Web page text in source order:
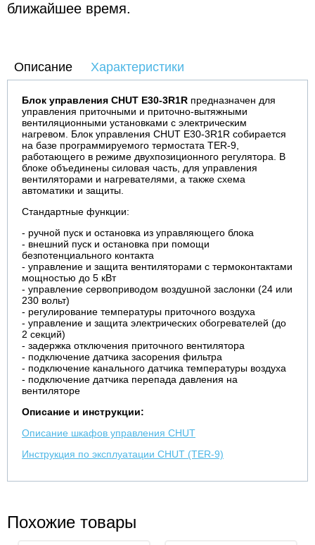
ближайшее время.
Описание Характеристики
Блок управления CHUТ E30-3R1R предназначен для
управления приточными и приточно-вытяжными
вентиляционными установками с электрическим
нагревом. Блок управления CHUТ E30-3R1R собирается
на базе программируемого термостата TER-9,
работающего в режиме двухпозиционного регулятора. В
блоке объединены силовая часть, для управления
вентиляторами и нагревателями, а также схема
автоматики и защиты.
Стандартные функции:
- ручной пуск и остановка из управляющего блока
- внешний пуск и остановка при помощи
безпотенциального контакта
- управление и защита вентиляторами с термоконтактами
мощностью до 5 кВт
- управление сервоприводом воздушной заслонки (24 или
230 вольт)
- регулирование температуры приточного воздуха
- управление и защита электрических обогревателей (до
2 секций)
- задержка отключения приточного вентилятора
- подключение датчика засорения фильтра
- подключение канального датчика температуры воздуха
- подключение датчика перепада давления на
вентиляторе
Описание и инструкции:
Описание шкафов управления CHUT
Инструкция по эксплуатации CHUT (TER-9)
Похожие товары